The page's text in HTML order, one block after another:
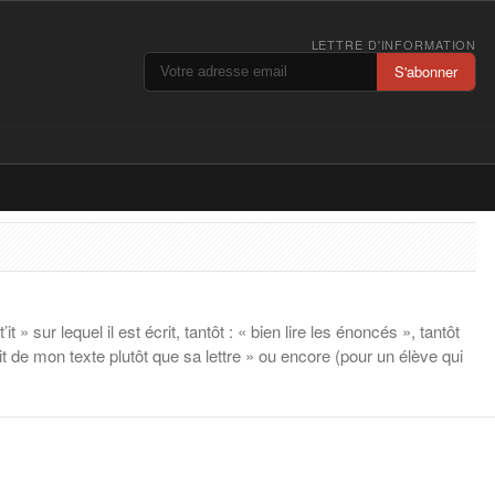
LETTRE D'INFORMATION
S'abonner
» sur lequel il est écrit, tantôt : « bien lire les énoncés », tantôt
mon texte plutôt que sa lettre » ou encore (pour un élève qui